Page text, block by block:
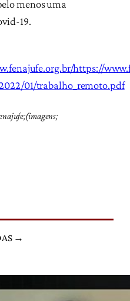
menos uma
19.
https://
01/trabalho_remoto.pdf
→